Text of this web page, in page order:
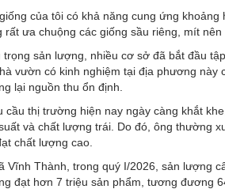
của tôi có khả năng cung ứng
rất ưa chuộng các giống sầu riêng, mít
trọng sản lượng, nhiều cơ sở đã bắt đầu
vườn có kinh nghiệm tại địa phương
lại nguồn thu ổn định.
cầu thị trường hiện nay ngày càng khắt
và chất lượng trái. Do đó, ông thường
chất lượng cao.
Vĩnh Thành, trong quý I/2026, sản lượng
đạt hơn 7 triệu sản phẩm, tương đương